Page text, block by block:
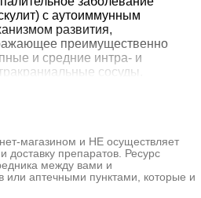
д.
+7(499..показать
9А
+7(499..показать
11220₽
Запись
с аутоиммунным
развития,
преимущественно
и средние интра- и
сосуды.
клиническое и
обследование
оценку лабораторных
состояния органа зрения и
магазином и НЕ осуществляет
доставку препаратов. Ресурс
между вами и
или аптечными пунктами, которые и